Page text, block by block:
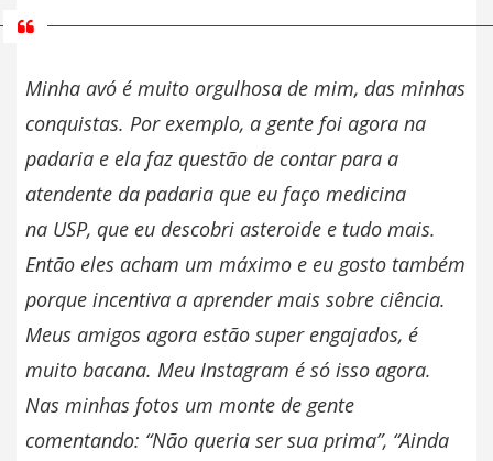
Minha avó é muito orgulhosa de mim, das minhas
conquistas. Por exemplo, a gente foi agora na
padaria e ela faz questão de contar para a
atendente da padaria que eu faço medicina
na USP, que eu descobri asteroide e tudo mais.
Então eles acham um máximo e eu gosto também
porque incentiva a aprender mais sobre ciência.
Meus amigos agora estão super engajados, é
muito bacana. Meu Instagram é só isso agora.
Nas minhas fotos um monte de gente
comentando: “Não queria ser sua prima”, “Ainda